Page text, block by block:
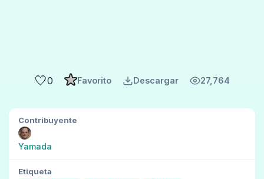
🤍0 Favorito Descargar 27,764
Contribuyente
Yamada
Etiqueta